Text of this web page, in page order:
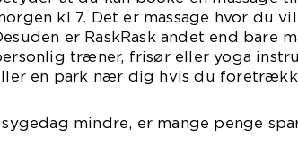
kl 7. Det er massage hvor du
er RaskRask andet end bare
træner, frisør eller yoga
en park nær dig hvis du
sygedag mindre, er mange penge